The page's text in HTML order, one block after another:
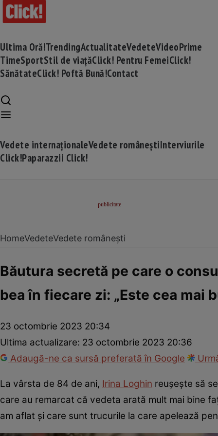
Ultima Oră!TrendingActualitateVedeteVideoPrime
TimeSportStil de viațăClick! Pentru FemeiClick!
SănătateClick! Poftă Bună!Contact
Vedete internaționaleVedete româneștiInterviurile
Click!Paparazzii Click!
HomeVedeteVedete românești
Băutura secretă pe care o
bea în fiecare zi: „Este cea mai
23 octombrie 2023 20:34
Ultima actualizare: 23 octombrie 2023 20:36
Adaugă-ne ca sursă preferată în Google
La vârsta de 84 de ani, Irina Loghin reușește să
care au remarcat că vedeta arată mult mai bine
am aflat și care sunt trucurile la care apelează